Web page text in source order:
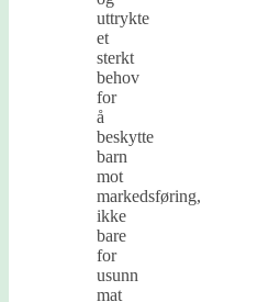
uttrykte
et
sterkt
behov
for
å
beskytte
barn
mot
markedsføring,
ikke
bare
for
usunn
mat